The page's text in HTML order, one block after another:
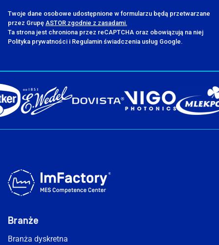
Twoje dane osobowe udostępnione w formularzu będą przetwarzane
przez Grupę ASTOR zgodnie z zasadami.
Ta strona jest chroniona przez reCAPTCHA oraz obowiązują na niej
Polityka prywatności i Regulamin świadczenia usług Google.
Branże
Branża dyskretna